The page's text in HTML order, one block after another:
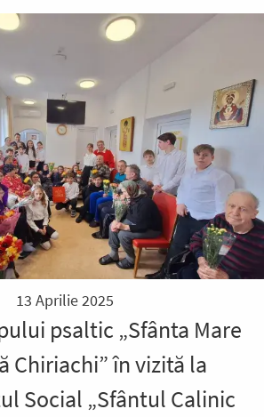
13 Aprilie 2025
psaltic „Sfânta Mare
Chiriachi” în vizită la
Social „Sfântul Calinic